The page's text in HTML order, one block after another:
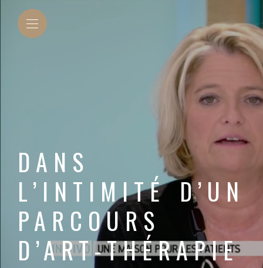
DANS
L’INTIMITÉ D’UN
PARCOURS
D’ART-THÉRAPIE